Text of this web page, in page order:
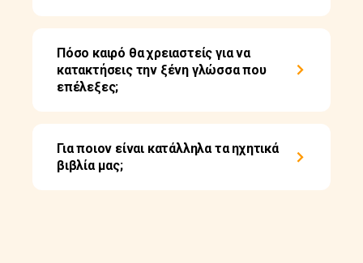
Πόσο καιρό θα χρειαστείς για να
κατακτήσεις την ξένη γλώσσα που
επέλεξες;
Για ποιον είναι κατάλληλα τα ηχητικά
βιβλία μας;